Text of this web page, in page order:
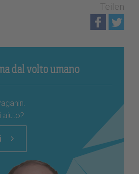
Teilen
dal volto umano
aiuto?